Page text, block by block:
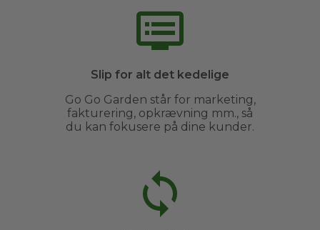
Slip for alt det kedelige
Go Go Garden står for marketing,
fakturering, opkrævning mm., så
du kan fokusere på dine kunder.